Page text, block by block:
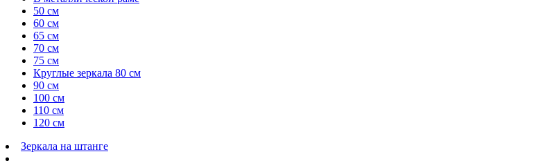
50 см
60 см
65 см
70 см
75 см
Круглые зеркала 80 см
90 см
100 см
110 см
120 см
Зеркала на штанге